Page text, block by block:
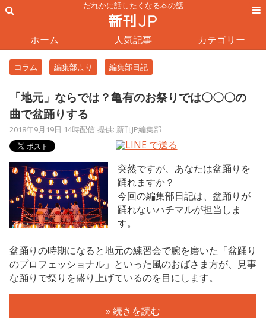
だれかに話したくなる本の話
ホーム 人気記事 カテゴリー
コラム 編集部より 編集部日記
「地元」ならでは？亀有のお祭りでは〇〇〇の
曲で盆踊りする
2018年9月19日 14時配信 提供: 新刊JP編集部
突然ですが、あなたは盆踊りを
踊れますか？
今回の編集部日記は、盆踊りが
踊れないハチマルが担当しま
す。
盆踊りの時期になると地元の練習会で腕を磨いた「盆踊り
のプロフェッショナル」といった風のおばさま方が、見事
な踊りで祭りを盛り上げているのを目にします。
» 続きを読む